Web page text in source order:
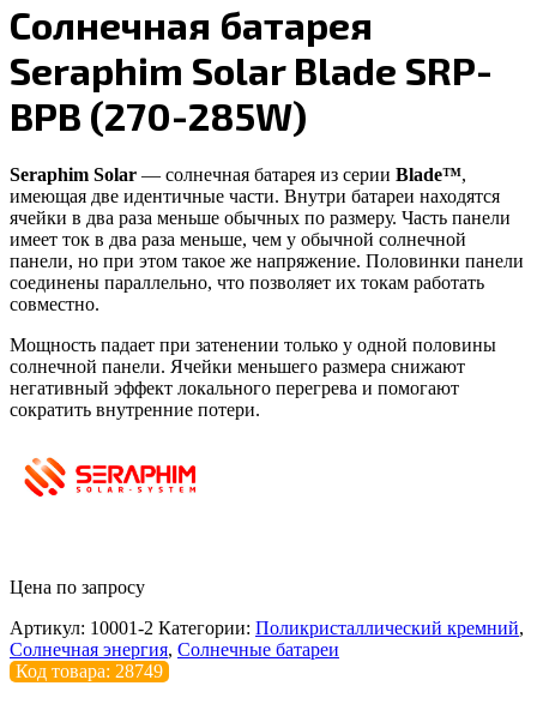
Солнечная батарея
Seraphim Solar Blade SRP-
BPB (270-285W)
Seraphim Solar — солнечная батарея из серии Blade™,
имеющая две идентичные части. Внутри батареи находятся
ячейки в два раза меньше обычных по размеру. Часть панели
имеет ток в два раза меньше, чем у обычной солнечной
панели, но при этом такое же напряжение. Половинки панели
соединены параллельно, что позволяет их токам работать
совместно.
Мощность падает при затенении только у одной половины
солнечной панели. Ячейки меньшего размера снижают
негативный эффект локального перегрева и помогают
сократить внутренние потери.
Цена по запросу
Артикул: 10001-2 Категории: Поликристаллический кремний,
Солнечная энергия, Солнечные батареи
Код товара: 28749